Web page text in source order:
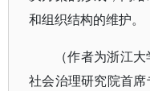
和组织结构的维护。
（作者为浙江
社会治理研究院首